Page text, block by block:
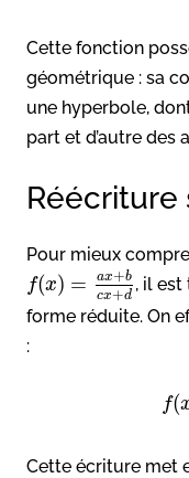
Cette fonction
géométrique : sa
une hyperbole,
part et d’autre des
Pour mieux
f(x) = ax+b
cx+d
, il est
forme réduite. On
:
f(
Cette écriture met